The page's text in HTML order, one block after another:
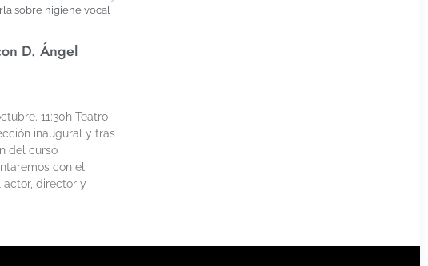
sobre higiene vocal
D. Ángel
11:30h Teatro
inaugural y tras
del curso
con el
director y